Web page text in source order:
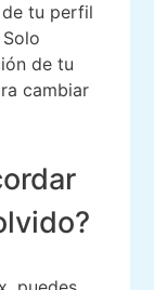
de tu perfil
de tu
cambiar